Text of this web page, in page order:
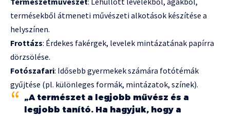
termésekből átmeneti művészeti alkotások készítése a
helyszínen.
Frottázs: Érdekes fakérgek, levelek mintázatának papírra
dörzsölése.
Fotószafari: Idősebb gyermekek számára fotótémák
gyűjtése (pl. különleges formák, mintázatok, színek).
„A természet a legjobb művész és a
legjobb tanító. Ha hagyjuk, hogy a